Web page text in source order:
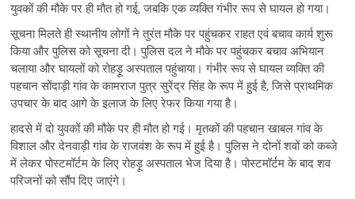
युवकों की मौके पर ही मौत हो गई, जबकि एक व्यक्ति गंभीर रूप से घायल हो गया।
सूचना मिलते ही स्थानीय लोगों ने तुरंत मौके पर पहुंचकर राहत एवं बचाव कार्य शुरू
किया और पुलिस को सूचना दी। पुलिस दल ने मौके पर पहुंचकर बचाव अभियान
चलाया और घायलों को रोहड़ू अस्पताल पहुंचाया। गंभीर रूप से घायल व्यक्ति की
पहचान सोंदाड़ी गांव के कामराज पुत्र सुरेंद्र सिंह के रूप में हुई है, जिसे प्राथमिक
उपचार के बाद आगे के इलाज के लिए रेफर किया गया है।
हादसे में दो युवकों की मौके पर ही मौत हो गई। मृतकों की पहचान खाबल गांव के
विशाल और देनवाड़ी गांव के राजवंश के रूप में हुई है। पुलिस ने दोनों शवों को कब्जे
में लेकर पोस्टमॉर्टम के लिए रोहड़ू अस्पताल भेज दिया है। पोस्टमॉर्टम के बाद शव
परिजनों को सौंप दिए जाएंगे।